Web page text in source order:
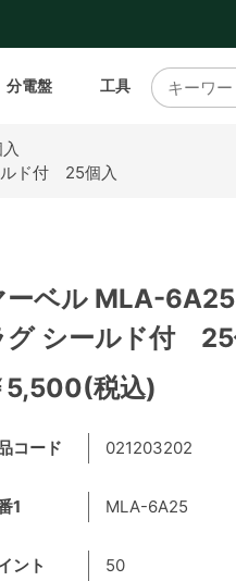
分電盤 工具
ド付 25個入
ーベル MLA-
グ シールド付 25
5,500(税込)
コード 021203202
1 MLA-6A25
ント 50